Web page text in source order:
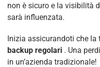
non è sicuro e la visibilità
sarà influenzata.
Inizia assicurandoti che la
backup regolari . Una
in un’azienda tradizionale!